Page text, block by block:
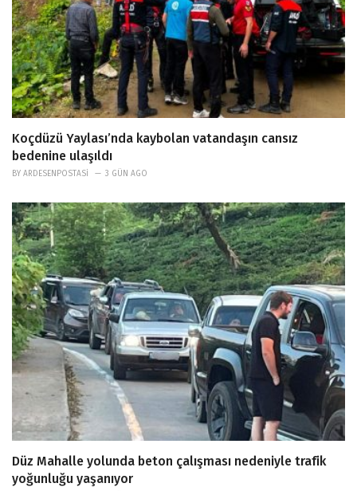
Koçdüzü Yaylası’nda kaybolan vatandaşın cansız
bedenine ulaşıldı
BY ARDESENPOSTASI 3 GÜN AGO
Düz Mahalle yolunda beton çalışması nedeniyle trafik
yoğunluğu yaşanıyor